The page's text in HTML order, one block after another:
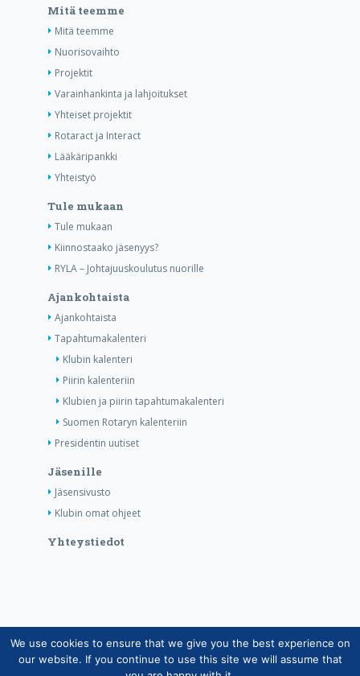
Mitä teemme
Mitä teemme
Nuorisovaihto
Projektit
Varainhankinta ja lahjoitukset
Yhteiset projektit
Rotaract ja Interact
Lääkäripankki
Yhteistyö
Tule mukaan
Tule mukaan
Kiinnostaako jäsenyys?
RYLA – Johtajuuskoulutus nuorille
Ajankohtaista
Ajankohtaista
Tapahtumakalenteri
Klubin kalenteri
Piirin kalenteriin
Klubien ja piirin tapahtumakalenteri
Suomen Rotaryn kalenteriin
Presidentin uutiset
Jäsenille
Jäsensivusto
Klubin omat ohjeet
Yhteystiedot
Copyright © Suomen Rotarypalvelu ry 2026 |
Jäsentietojärjestelmän tietosuojaseloste|Henkilötietojen
We use cookies to ensure that we give you the best experience on
our website. If you continue to use this site we will assume that